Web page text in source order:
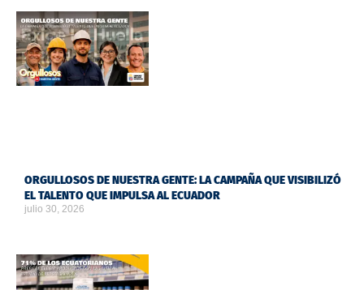
ORGULLOSOS DE NUESTRA GENTE: LA CAMPAÑA QUE VISIBILIZÓ
EL TALENTO QUE IMPULSA AL ECUADOR
julio 30, 2026